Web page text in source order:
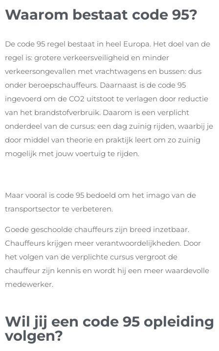
Waarom bestaat code 95?
De code 95 regel bestaat in heel Europa. Het doel van de
regel is: grotere verkeersveiligheid en minder
verkeersongevallen met vrachtwagens en bussen: dus
onder beroepschauffeurs. Daarnaast is de code 95
ingevoerd om de CO2 uitstoot te verlagen door reductie
van het brandstofverbruik. Daarom is een verplicht
onderdeel van de cursus: een dag zuinig rijden, waarbij je
door middel van theorie en praktijk leert om zo zuinig
mogelijk met jouw voertuig te rijden.
Maar vooral is code 95 bedoeld om het imago van de
transportsector te verbeteren.
Goede geschoolde chauffeurs zijn breed inzetbaar.
Chauffeurs krijgen meer verantwoordelijkheden. Door
het volgen van de verplichte cursus vergroot de
chauffeur zijn kennis en wordt hij een meer waardevolle
medewerker.
Wil jij een code 95 opleiding
volgen?